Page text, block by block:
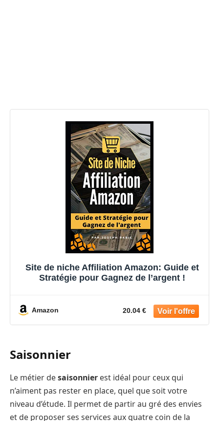
Site de niche Affiliation Amazon: Guide et
Stratégie pour Gagnez de l’argent !
Amazon 20.04 €
Saisonnier
Le métier desaisonnier est idéal pour ceux qui
n’aiment pas rester en place, quel que soit votre
niveau d’étude. Il permet de partir au gré des envies
et de proposer ses services aux quatre coin de la